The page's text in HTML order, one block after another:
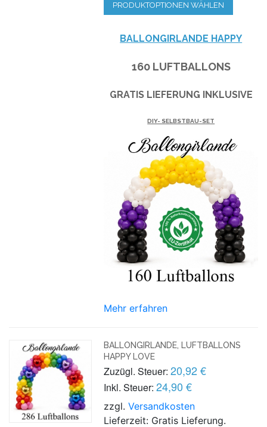
PRODUKTOPTIONEN WÄHLEN
BALLONGIRLANDE HAPPY
160 LUFTBALLONS
GRATIS LIEFERUNG INKLUSIVE
DIY- SELBSTBAU-SET
Mehr erfahren
BALLONGIRLANDE, LUFTBALLONS
HAPPY LOVE
Zuzügl. Steuer: 20,92 €
Inkl. Steuer: 24,90 €
zzgl.Versandkosten
Lieferzeit: Gratis Lieferung.